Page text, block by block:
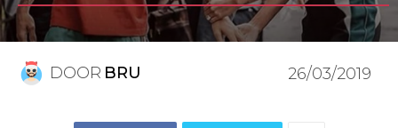
DOOR BRU 26/03/2019